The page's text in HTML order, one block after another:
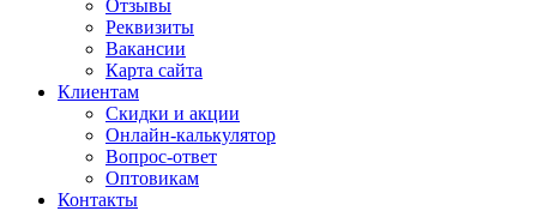
Отзывы
Реквизиты
Вакансии
Карта сайта
Клиентам
Скидки и акции
Онлайн-калькулятор
Вопрос-ответ
Оптовикам
Контакты